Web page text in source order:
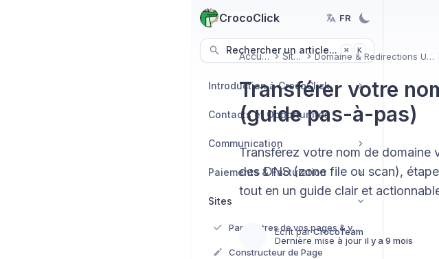
CrocoClick FR
Rechercher un article... ⌘ K
Introduction à CrocoClick
Contacts et Opportunités
Communication
Paiements & Facturation
Sites
Paramètres de vos pages & ventes
Constructeur de Page
Accueil Sites Domaine & Redirections URL
Transférer votre
(guide pas-à-pas)
Transférez votre nom de domaine
des DNS (zone file ou scan),
tout en un guide clair et
Écrit par CrocoTeam
Dernière mise à jour il y a 9 mois